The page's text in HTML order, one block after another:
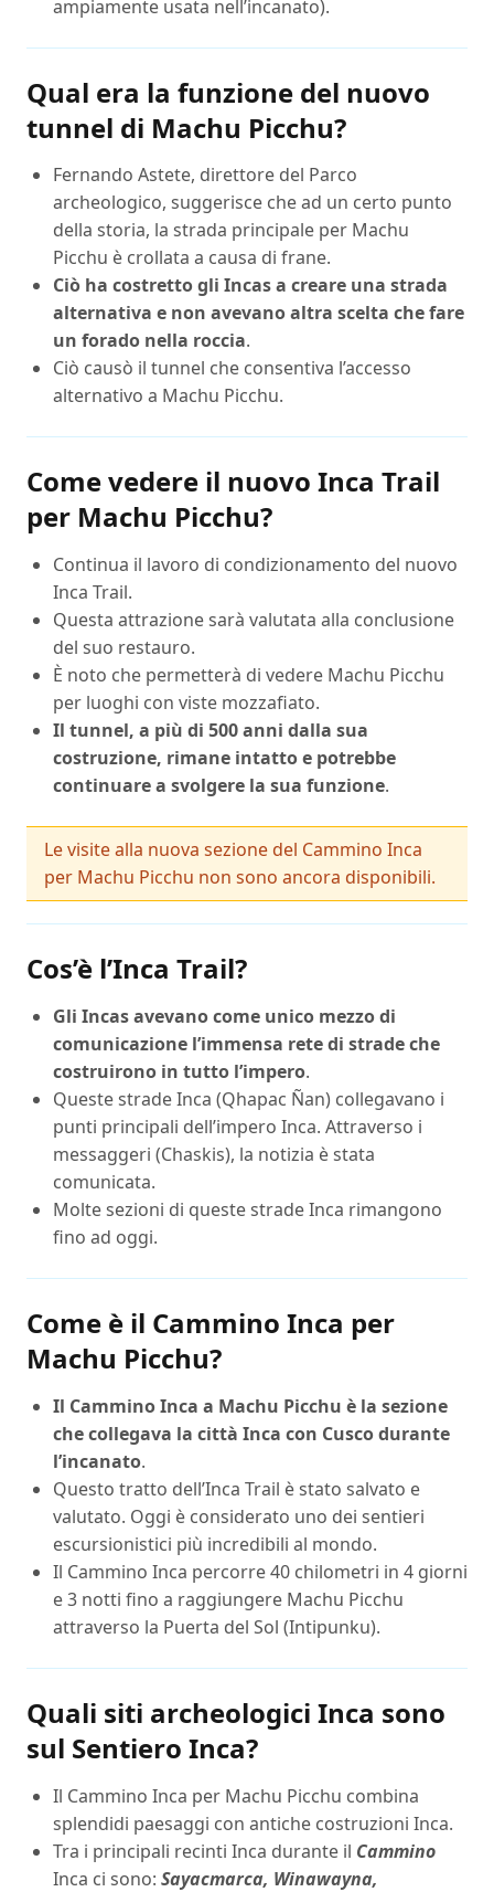
ampiamente usata nell’incanato).
Qual era la funzione del nuovo
tunnel di Machu Picchu?
Fernando Astete, direttore del Parco
archeologico, suggerisce che ad un certo punto
della storia, la strada principale per Machu
Picchu è crollata a causa di frane.
Ciò ha costretto gli Incas a creare una strada
alternativa e non avevano altra scelta che fare
un forado nella roccia.
Ciò causò il tunnel che consentiva l’accesso
alternativo a Machu Picchu.
Come vedere il nuovo Inca Trail
per Machu Picchu?
Continua il lavoro di condizionamento del nuovo
Inca Trail.
Questa attrazione sarà valutata alla conclusione
del suo restauro.
È noto che permetterà di vedere Machu Picchu
per luoghi con viste mozzafiato.
Il tunnel, a più di 500 anni dalla sua
costruzione, rimane intatto e potrebbe
continuare a svolgere la sua funzione.
Le visite alla nuova sezione del Cammino Inca
per Machu Picchu non sono ancora disponibili.
Cos’è l’Inca Trail?
Gli Incas avevano come unico mezzo di
comunicazione l’immensa rete di strade che
costruirono in tutto l’impero.
Queste strade Inca (Qhapac Ñan) collegavano i
punti principali dell’impero Inca. Attraverso i
messaggeri (Chaskis), la notizia è stata
comunicata.
Molte sezioni di queste strade Inca rimangono
fino ad oggi.
Come è il Cammino Inca per
Machu Picchu?
Il Cammino Inca a Machu Picchu è la sezione
che collegava la città Inca con Cusco durante
l’incanato.
Questo tratto dell’Inca Trail è stato salvato e
valutato. Oggi è considerato uno dei sentieri
escursionistici più incredibili al mondo.
Il Cammino Inca percorre 40 chilometri in 4 giorni
e 3 notti fino a raggiungere Machu Picchu
attraverso la Puerta del Sol (Intipunku).
Quali siti archeologici Inca sono
sul Sentiero Inca?
Il Cammino Inca per Machu Picchu combina
splendidi paesaggi con antiche costruzioni Inca.
Tra i principali recinti Inca durante il Cammino
Inca ci sono: Sayacmarca, Winawayna,